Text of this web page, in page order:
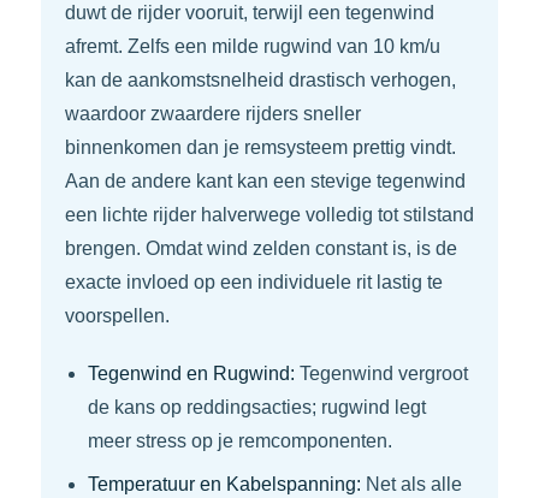
duwt de rijder vooruit, terwijl een tegenwind
afremt. Zelfs een milde rugwind van 10 km/u
kan de aankomstsnelheid drastisch verhogen,
waardoor zwaardere rijders sneller
binnenkomen dan je remsysteem prettig vindt.
Aan de andere kant kan een stevige tegenwind
een lichte rijder halverwege volledig tot stilstand
brengen. Omdat wind zelden constant is, is de
exacte invloed op een individuele rit lastig te
voorspellen.
Tegenwind en Rugwind: Tegenwind vergroot
de kans op reddingsacties; rugwind legt
meer stress op je remcomponenten.
Temperatuur en Kabelspanning: Net als alle